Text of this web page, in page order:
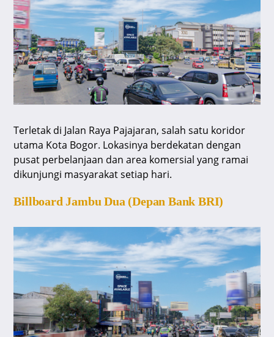
Terletak di Jalan Raya Pajajaran, salah satu koridor
utama Kota Bogor. Lokasinya berdekatan dengan
pusat perbelanjaan dan area komersial yang ramai
dikunjungi masyarakat setiap hari.
Billboard Jambu Dua (Depan Bank BRI)